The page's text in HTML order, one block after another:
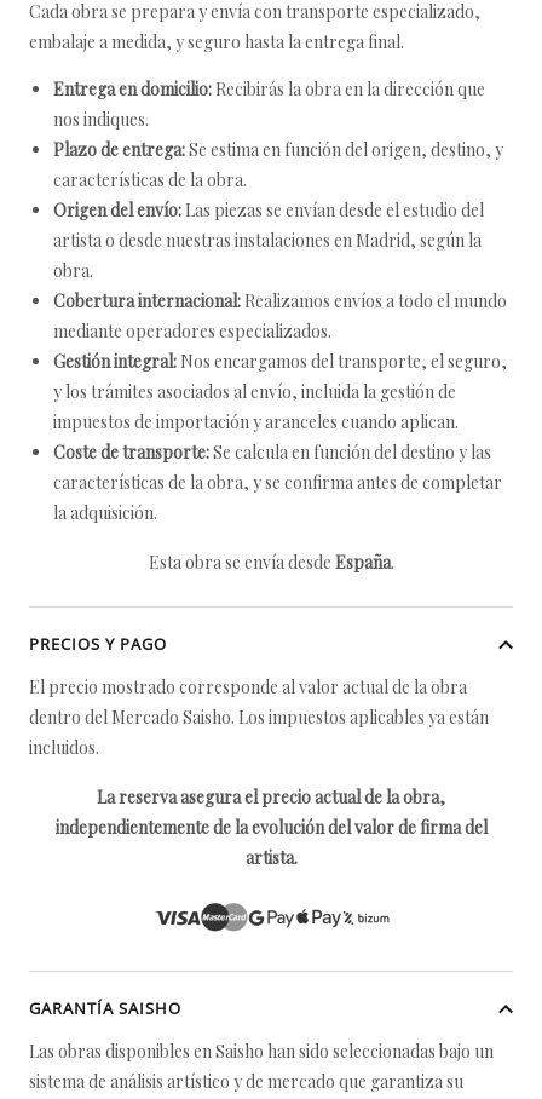
Cada obra se prepara y envía con transporte especializado,
embalaje a medida, y seguro hasta la entrega final.
Entrega en domicilio: Recibirás la obra en la dirección que
nos indiques.
Plazo de entrega:Se estima en función del origen, destino, y
características de la obra.
Origen del envío: Las piezas se envían desde el estudio del
artista o desde nuestras instalaciones en Madrid, según la
obra.
Cobertura internacional: Realizamos envíos a todo el mundo
mediante operadores especializados.
Gestión integral: Nos encargamos del transporte, el seguro,
y los trámites asociados al envío, incluida la gestión de
impuestos de importación y aranceles cuando aplican.
Coste de transporte:Se calcula en función del destino y las
características de la obra, y se confirma antes de completar
la adquisición.
Esta obra se envía desde España.
PRECIOS Y PAGO
El precio mostrado corresponde al valor actual de la obra
dentro del Mercado Saisho. Los impuestos aplicables ya están
incluidos.
La reserva asegura el precio actual de la obra,
independientemente de la evolución del valor de firma del
artista.
GARANTÍA SAISHO
Las obras disponibles en Saisho han sido seleccionadas bajo un
sistema de análisis artístico y de mercado que garantiza su